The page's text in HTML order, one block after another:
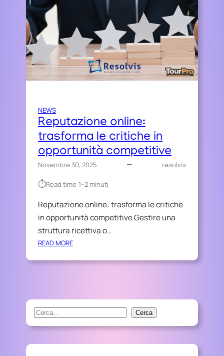
NEWS
Reputazione online:
trasforma le critiche in
opportunità competitive
Novembre 30, 2025 resolvis
⏱︎Read time:1–2 minuti
Reputazione online: trasforma le critiche
in opportunità competitive Gestire una
struttura ricettiva o…
READ MORE:
E
T
A
Z
I
S
e
Cerca